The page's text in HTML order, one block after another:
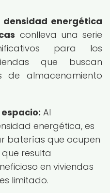
densidad energética
conlleva una serie
para los
que buscan
de almacenamiento
Al
energética, es
baterías que ocupen
resulta
en viviendas
limitado.